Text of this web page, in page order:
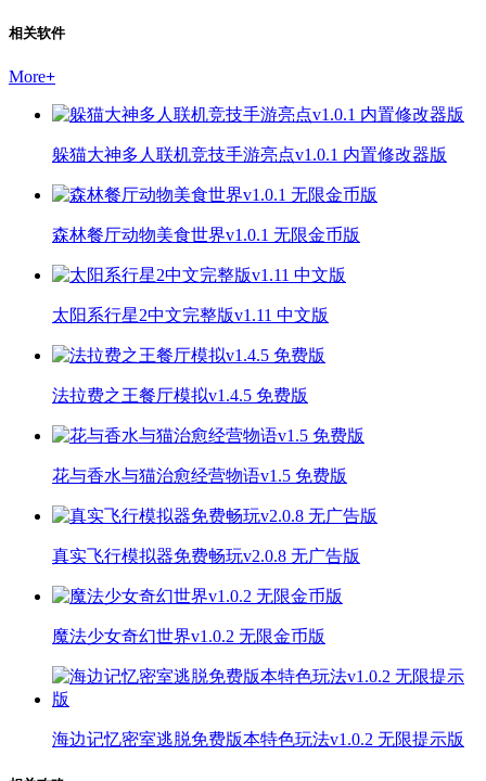
相关软件
More+
躲猫大神多人联机竞技手游亮点v1.0.1 内置修改器版
森林餐厅动物美食世界v1.0.1 无限金币版
太阳系行星2中文完整版v1.11 中文版
法拉费之王餐厅模拟v1.4.5 免费版
花与香水与猫治愈经营物语v1.5 免费版
真实飞行模拟器免费畅玩v2.0.8 无广告版
魔法少女奇幻世界v1.0.2 无限金币版
海边记忆密室逃脱免费版本特色玩法v1.0.2 无限提示版